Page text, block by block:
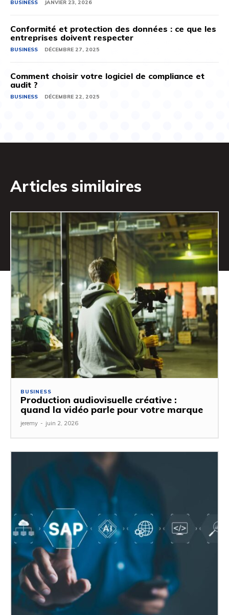
BUSINESS JANVIER 23, 2026
Conformité et protection des données : ce que les
entreprises doivent respecter
BUSINESS DÉCEMBRE 27, 2025
Comment choisir votre logiciel de compliance et
audit ?
BUSINESS DÉCEMBRE 22, 2025
Articles similaires
BUSINESS
Production audiovisuelle créative :
quand la vidéo parle pour votre marque
jeremy - juin 2, 2026